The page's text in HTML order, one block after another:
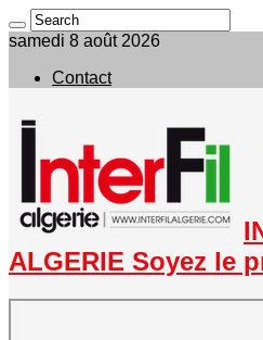
samedi 8 août 2026
Contact
ALGERIE Soyez le